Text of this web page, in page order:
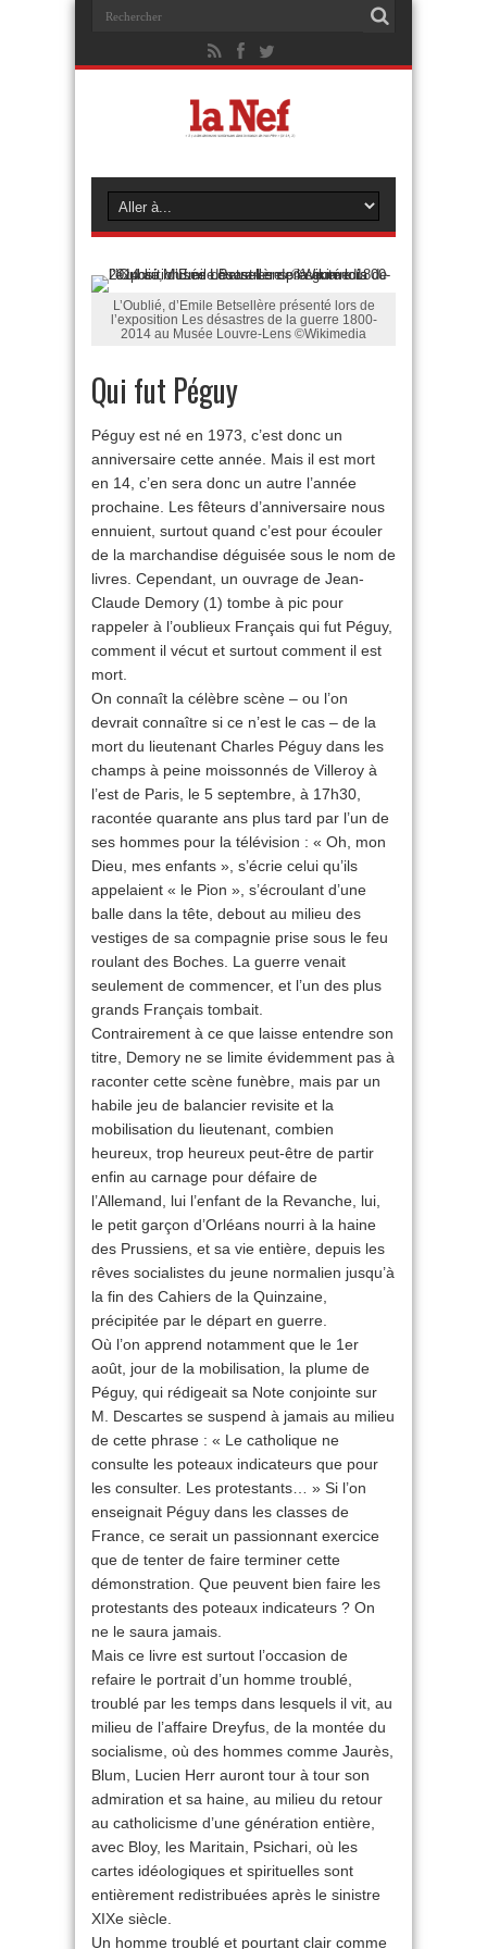
L’Oublié, d’Emile Betsellère présenté lors de
l’exposition Les désastres de la guerre 1800-
2014 au Musée Louvre-Lens ©Wikimedia
Qui fut Péguy
Péguy est né en 1973, c’est donc un
anniversaire cette année. Mais il est mort
en 14, c’en sera donc un autre l’année
prochaine. Les fêteurs d’anniversaire nous
ennuient, surtout quand c’est pour écouler
de la marchandise déguisée sous le nom de
livres. Cependant, un ouvrage de Jean-
Claude Demory (1) tombe à pic pour
rappeler à l’oublieux Français qui fut Péguy,
comment il vécut et surtout comment il est
mort.
On connaît la célèbre scène – ou l’on
devrait connaître si ce n’est le cas – de la
mort du lieutenant Charles Péguy dans les
champs à peine moissonnés de Villeroy à
l’est de Paris, le 5 septembre, à 17h30,
racontée quarante ans plus tard par l’un de
ses hommes pour la télévision : « Oh, mon
Dieu, mes enfants », s’écrie celui qu’ils
appelaient « le Pion », s’écroulant d’une
balle dans la tête, debout au milieu des
vestiges de sa compagnie prise sous le feu
roulant des Boches. La guerre venait
seulement de commencer, et l’un des plus
grands Français tombait.
Contrairement à ce que laisse entendre son
titre, Demory ne se limite évidemment pas à
raconter cette scène funèbre, mais par un
habile jeu de balancier revisite et la
mobilisation du lieutenant, combien
heureux, trop heureux peut-être de partir
enfin au carnage pour défaire de
l’Allemand, lui l’enfant de la Revanche, lui,
le petit garçon d’Orléans nourri à la haine
des Prussiens, et sa vie entière, depuis les
rêves socialistes du jeune normalien jusqu’à
la fin des Cahiers de la Quinzaine,
précipitée par le départ en guerre.
Où l’on apprend notamment que le 1er
août, jour de la mobilisation, la plume de
Péguy, qui rédigeait sa Note conjointe sur
M. Descartes se suspend à jamais au milieu
de cette phrase : « Le catholique ne
consulte les poteaux indicateurs que pour
les consulter. Les protestants… » Si l’on
enseignait Péguy dans les classes de
France, ce serait un passionnant exercice
que de tenter de faire terminer cette
démonstration. Que peuvent bien faire les
protestants des poteaux indicateurs ? On
ne le saura jamais.
Mais ce livre est surtout l’occasion de
refaire le portrait d’un homme troublé,
troublé par les temps dans lesquels il vit, au
milieu de l’affaire Dreyfus, de la montée du
socialisme, où des hommes comme Jaurès,
Blum, Lucien Herr auront tour à tour son
admiration et sa haine, au milieu du retour
au catholicisme d’une génération entière,
avec Bloy, les Maritain, Psichari, où les
cartes idéologiques et spirituelles sont
entièrement redistribuées après le sinistre
XIXe siècle.
Un homme troublé et pourtant clair comme